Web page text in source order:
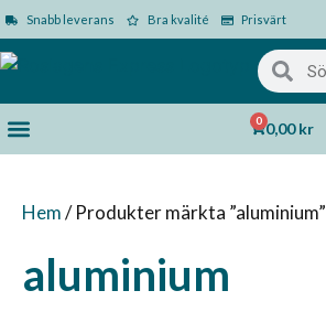
Snabb leverans Bra kvalité Prisvärt
0,00kr
0
Hem/ Produkter märkta ”aluminium”
aluminium